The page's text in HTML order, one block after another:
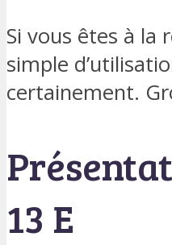
Si vous êtes à la
simple
certainement.
13 E